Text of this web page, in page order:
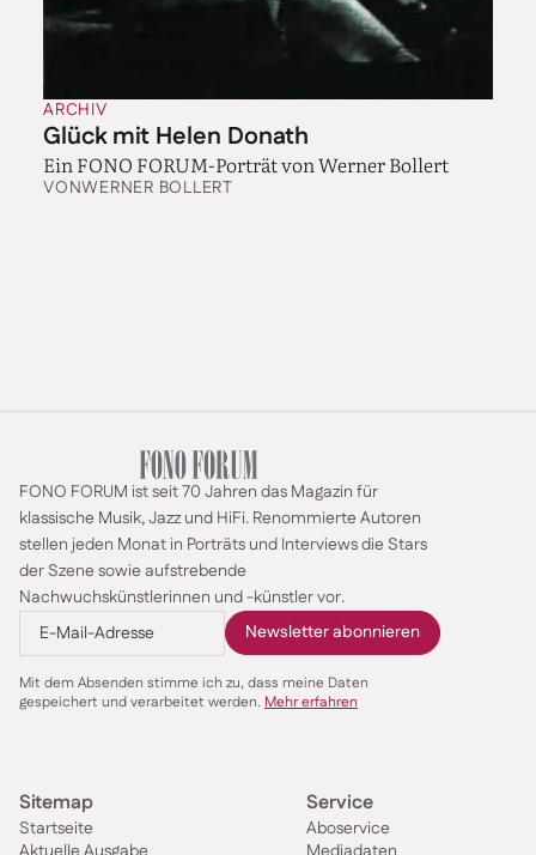
ARCHIV
Glück mit Helen Donath
Ein FONO FORUM-Porträt von Werner Bollert
VONWERNER BOLLERT
FONO FORUM ist seit 70 Jahren das Magazin für
klassische Musik, Jazz und HiFi. Renommierte Autoren
stellen jeden Monat in Porträts und Interviews die Stars
der Szene sowie aufstrebende
Nachwuchskünstlerinnen und -künstler vor.
Mit dem Absenden stimme ich zu, dass meine Daten
gespeichert und verarbeitet werden. Mehr erfahren
Sitemap
Startseite
Service
Aboservice